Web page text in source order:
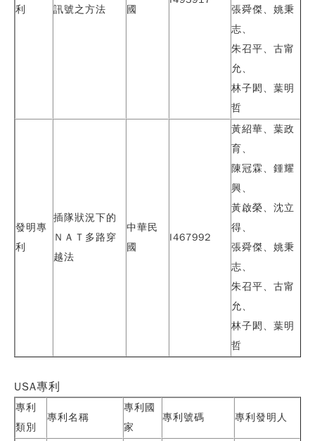
利
訊號之方法
國
張舜傑、姚秉
志、
朱召平、古甯
允、
林子閎、葉明
哲
發明專
利
插隊狀況下的
ＮＡＴ多路穿
越法
中華民
國
I467992
黃紹華、 葉政
育、
陳冠霖、鍾耀
興、
黃啟榮、沈立
得、
張舜傑、姚秉
志、
朱召平、古甯
允、
林子閎、葉明
哲
USA專利
專利
類別
專利名稱
專利國
家
專利號碼 專利發明人